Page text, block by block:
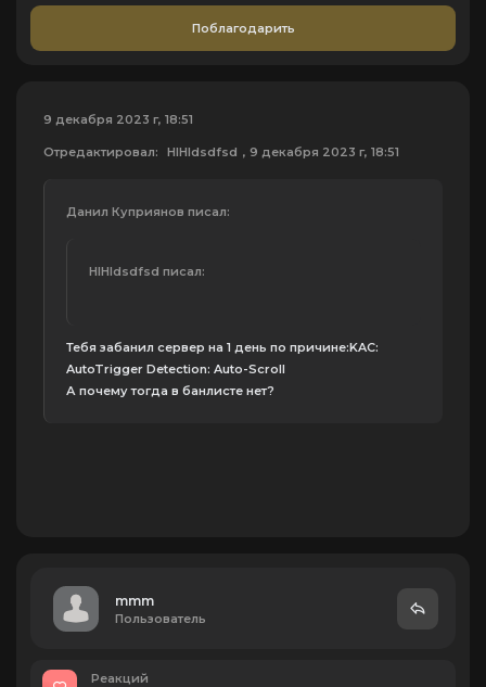
Поблагодарить
9 декабря 2023 г, 18:51
Отредактировал: HIHIdsdfsd , 9 декабря 2023 г, 18:51
Данил Куприянов писал:
HIHIdsdfsd писал:
Тебя забанил сервер на 1 день по причине:KAC:
AutoTrigger Detection: Auto-Scroll
А почему тогда в банлисте нет?
mmm
Пользователь
Реакций